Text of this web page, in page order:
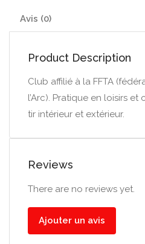
Avis (0)
Product Description
Club affilié à la FFTA
l’Arc). Pratique en loisirs
tir intérieur et extérieur.
Reviews
There are no reviews yet.
Ajouter un avis